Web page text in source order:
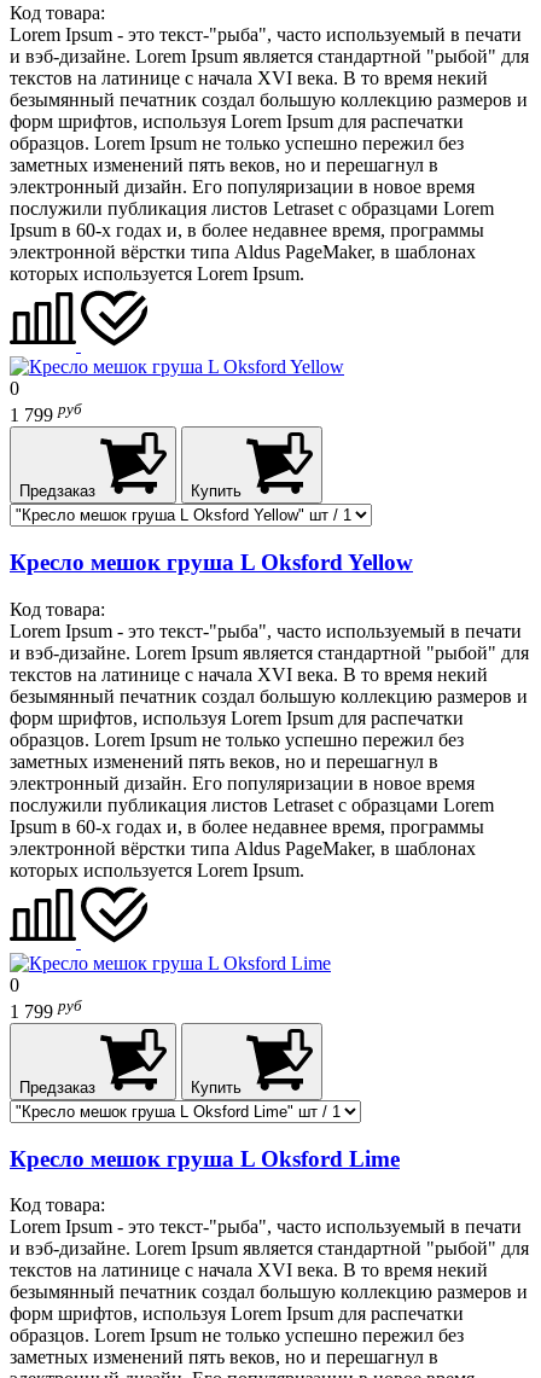
Код товара:
Lorem Ipsum - это текст-"рыба", часто используемый в печати
и вэб-дизайне. Lorem Ipsum является стандартной "рыбой" для
текстов на латинице с начала XVI века. В то время некий
безымянный печатник создал большую коллекцию размеров и
форм шрифтов, используя Lorem Ipsum для распечатки
образцов. Lorem Ipsum не только успешно пережил без
заметных изменений пять веков, но и перешагнул в
электронный дизайн. Его популяризации в новое время
послужили публикация листов Letraset с образцами Lorem
Ipsum в 60-х годах и, в более недавнее время, программы
электронной вёрстки типа Aldus PageMaker, в шаблонах
которых используется Lorem Ipsum.
0
1 799 руб
Предзаказ Купить
Кресло мешок груша L Oksford Yellow
Код товара:
Lorem Ipsum - это текст-"рыба", часто используемый в печати
и вэб-дизайне. Lorem Ipsum является стандартной "рыбой" для
текстов на латинице с начала XVI века. В то время некий
безымянный печатник создал большую коллекцию размеров и
форм шрифтов, используя Lorem Ipsum для распечатки
образцов. Lorem Ipsum не только успешно пережил без
заметных изменений пять веков, но и перешагнул в
электронный дизайн. Его популяризации в новое время
послужили публикация листов Letraset с образцами Lorem
Ipsum в 60-х годах и, в более недавнее время, программы
электронной вёрстки типа Aldus PageMaker, в шаблонах
которых используется Lorem Ipsum.
0
1 799 руб
Предзаказ Купить
Кресло мешок груша L Oksford Lime
Код товара:
Lorem Ipsum - это текст-"рыба", часто используемый в печати
и вэб-дизайне. Lorem Ipsum является стандартной "рыбой" для
текстов на латинице с начала XVI века. В то время некий
безымянный печатник создал большую коллекцию размеров и
форм шрифтов, используя Lorem Ipsum для распечатки
образцов. Lorem Ipsum не только успешно пережил без
заметных изменений пять веков, но и перешагнул в